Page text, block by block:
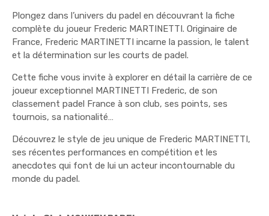
Plongez dans l’univers du padel en découvrant la fiche
complète du joueur Frederic MARTINETTI. Originaire de
France, Frederic MARTINETTI incarne la passion, le talent
et la détermination sur les courts de padel.
Cette fiche vous invite à explorer en détail la carrière de ce
joueur exceptionnel MARTINETTI Frederic, de son
classement padel France à son club, ses points, ses
tournois, sa nationalité…
Découvrez le style de jeu unique de Frederic MARTINETTI,
ses récentes performances en compétition et les
anecdotes qui font de lui un acteur incontournable du
monde du padel.